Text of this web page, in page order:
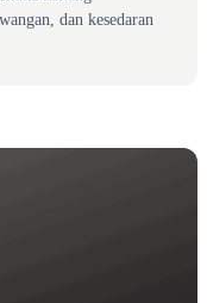
dan kesedaran